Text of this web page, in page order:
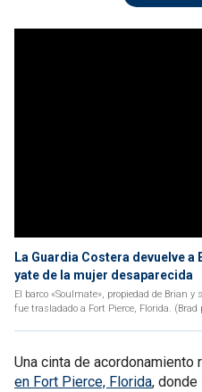
La Guardia Costera devuelve a
yate de la mujer desaparecida
El barco «Soulmate», propiedad de Brian y
fue trasladado a Fort Pierce, Florida. (Brad
Una cinta de acordonamiento
en Fort Pierce, Florida,